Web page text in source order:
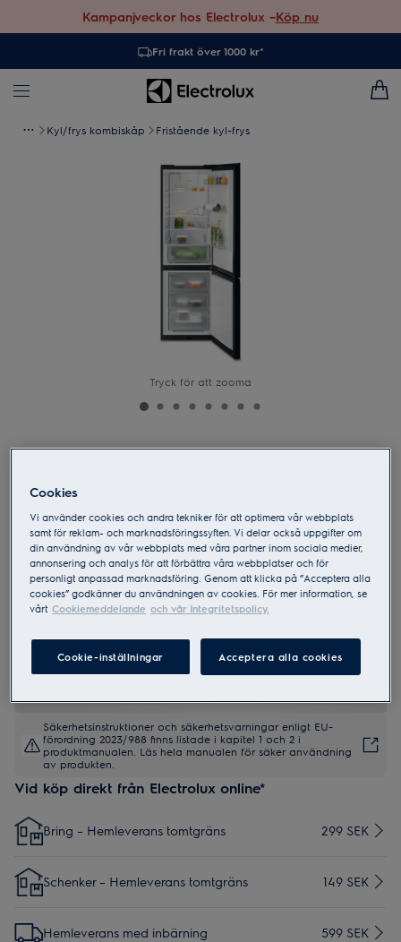
Kampanjveckor hos Electrolux –Köp nu
Fri frakt över 1000 kr*
Kyl/frys kombiskåp Fristående kyl-frys
Tryck för att zooma
LNT6MD32K
cm
3 (2)
Säkerhetsinstruktioner och säkerhetsvarningar enligt EU-
förordning 2023/988 finns listade i kapitel 1 och 2 i
produktmanualen. Läs hela manualen för säker användning
av produkten.
Vid köp direkt från Electrolux online*
Bring – Hemleverans tomtgräns 299 SEK
Schenker – Hemleverans tomtgräns 149 SEK
Hemleverans med inbärning 599 SEK
Cookies
Vi använder cookies och andra tekniker för att optimera vår webbplats
samt för reklam- och marknadsföringssyften. Vi delar också uppgifter om
din användning av vår webbplats med våra partner inom sociala medier,
annonsering och analys för att förbättra våra webbplatser och för
personligt anpassad marknadsföring. Genom att klicka på ”Acceptera alla
cookies” godkänner du användningen av cookies. För mer information, se
vårt Cookiemeddelande och vår Integritetspolicy.
Cookie-inställningar Acceptera alla cookies